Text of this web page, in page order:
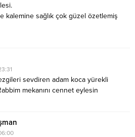
kalemine sağlık çok güzel özetlemiş
sevdiren adam koca yürekli
mekanını cennet eylesin